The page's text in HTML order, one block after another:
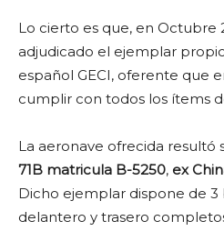
Lo cierto es que, en Octubre
adjudicado el ejemplar
español GECI, oferente que
cumplir con todos los ítems
La aeronave ofrecida resultó
71B matricula B-5250, ex
Dicho ejemplar dispone de 3
delantero y trasero